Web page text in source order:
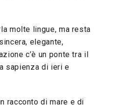
molte lingue, ma resta
elegante,
c’è un ponte tra il
sapienza di ieri e
racconto di mare e di